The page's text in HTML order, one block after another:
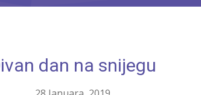
dan na snijegu